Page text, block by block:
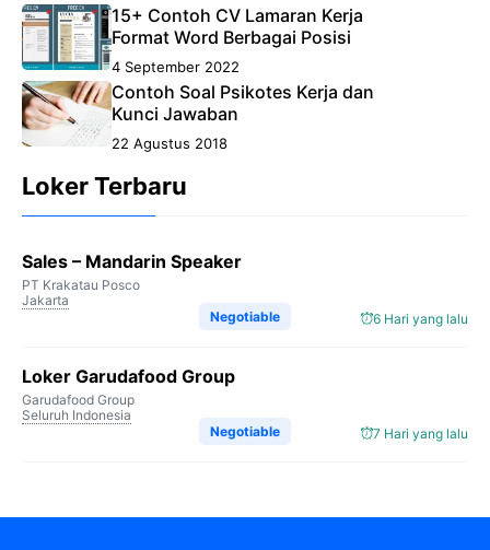
15+ Contoh CV Lamaran Kerja
Format Word Berbagai Posisi
4 September 2022
Contoh Soal Psikotes Kerja dan
Kunci Jawaban
22 Agustus 2018
Loker Terbaru
Sales – Mandarin Speaker
PT Krakatau Posco
Jakarta
6 Hari yang lalu
Negotiable
Loker Garudafood Group
Garudafood Group
Seluruh Indonesia
7 Hari yang lalu
Negotiable